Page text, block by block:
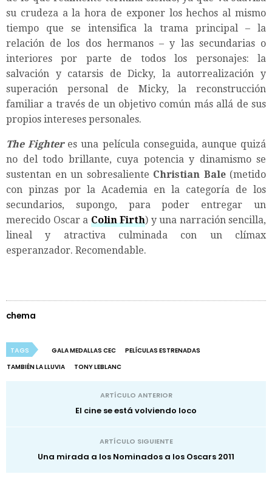
su crudeza a la hora de exponer los hechos al mismo
tiempo que se intensifica la trama principal – la
relación de los dos hermanos – y las secundarias o
interiores por parte de todos los personajes: la
salvación y catarsis de Dicky, la autorrealización y
superación personal de Micky, la reconstrucción
familiar a través de un objetivo común más allá de sus
propios intereses personales.
The Fighteres una película conseguida, aunque quizá
no del todo brillante, cuya potencia y dinamismo se
sustentan en un sobresaliente Christian Bale(metido
con pinzas por la Academia en la categoría de los
secundarios, supongo, para poder entregar un
merecido Oscar a Colin Firth) y una narración sencilla,
lineal y atractiva culminada con un clímax
esperanzador. Recomendable.
chema
TAGS GALA MEDALLAS CEC
PELÍCULAS ESTRENADAS
TAMBIÉN LA LLUVIA
TONY LEBLANC
ARTÍCULO ANTERIOR
El cine se está volviendo loco
ARTÍCULO SIGUIENTE
Una mirada a los Nominados a los Oscars 2011